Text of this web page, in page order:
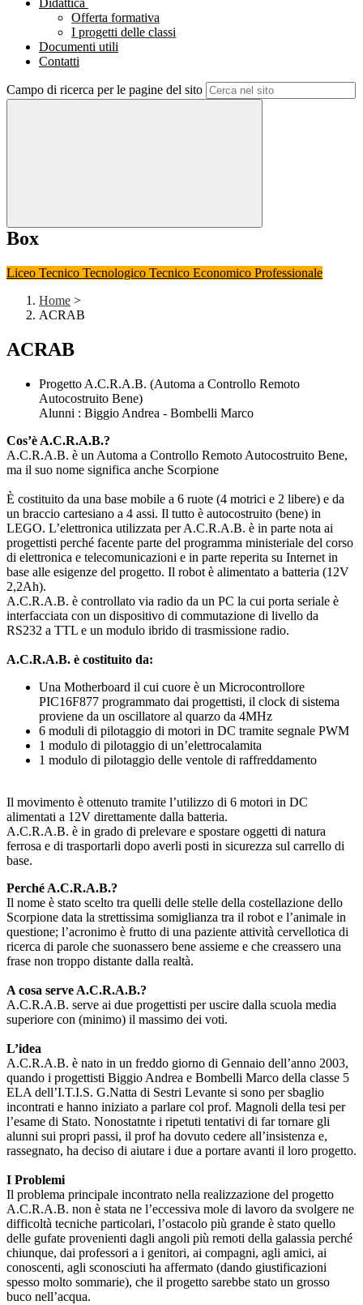
Didattica
Offerta formativa
I progetti delle classi
Documenti utili
Contatti
Campo di ricerca per le pagine del sito
Box
Liceo Tecnico Tecnologico Tecnico Economico Professionale
Home >
ACRAB
ACRAB
Progetto A.C.R.A.B. (Automa a Controllo Remoto
Autocostruito Bene)
Alunni : Biggio Andrea - Bombelli Marco
Cos’è A.C.R.A.B.?
A.C.R.A.B. è un Automa a Controllo Remoto Autocostruito Bene,
ma il suo nome significa anche Scorpione
È costituito da una base mobile a 6 ruote (4 motrici e 2 libere) e da
un braccio cartesiano a 4 assi. Il tutto è autocostruito (bene) in
LEGO. L’elettronica utilizzata per A.C.R.A.B. è in parte nota ai
progettisti perché facente parte del programma ministeriale del corso
di elettronica e telecomunicazioni e in parte reperita su Internet in
base alle esigenze del progetto. Il robot è alimentato a batteria (12V
2,2Ah).
A.C.R.A.B. è controllato via radio da un PC la cui porta seriale è
interfacciata con un dispositivo di commutazione di livello da
RS232 a TTL e un modulo ibrido di trasmissione radio.
A.C.R.A.B. è costituito da:
Una Motherboard il cui cuore è un Microcontrollore
PIC16F877 programmato dai progettisti, il clock di sistema
proviene da un oscillatore al quarzo da 4MHz
6 moduli di pilotaggio di motori in DC tramite segnale PWM
1 modulo di pilotaggio di un’elettrocalamita
1 modulo di pilotaggio delle ventole di raffreddamento
Il movimento è ottenuto tramite l’utilizzo di 6 motori in DC
alimentati a 12V direttamente dalla batteria.
A.C.R.A.B. è in grado di prelevare e spostare oggetti di natura
ferrosa e di trasportarli dopo averli posti in sicurezza sul carrello di
base.
Perché A.C.R.A.B.?
Il nome è stato scelto tra quelli delle stelle della costellazione dello
Scorpione data la strettissima somiglianza tra il robot e l’animale in
questione; l’acronimo è frutto di una paziente attività cervellotica di
ricerca di parole che suonassero bene assieme e che creassero una
frase non troppo distante dalla realtà.
A cosa serve A.C.R.A.B.?
A.C.R.A.B. serve ai due progettisti per uscire dalla scuola media
superiore con (minimo) il massimo dei voti.
L’idea
A.C.R.A.B. è nato in un freddo giorno di Gennaio dell’anno 2003,
quando i progettisti Biggio Andrea e Bombelli Marco della classe 5
ELA dell’I.T.I.S. G.Natta di Sestri Levante si sono per sbaglio
incontrati e hanno iniziato a parlare col prof. Magnoli della tesi per
l’esame di Stato. Nonostatnte i ripetuti tentativi di far tornare gli
alunni sui propri passi, il prof ha dovuto cedere all’insistenza e,
rassegnato, ha deciso di aiutare i due a portare avanti il loro progetto.
I Problemi
Il problema principale incontrato nella realizzazione del progetto
A.C.R.A.B. non è stata ne l’eccessiva mole di lavoro da svolgere ne
difficoltà tecniche particolari, l’ostacolo più grande è stato quello
delle gufate provenienti dagli angoli più remoti della galassia perché
chiunque, dai professori a i genitori, ai compagni, agli amici, ai
conoscenti, agli sconosciuti ha affermato (dando giustificazioni
spesso molto sommarie), che il progetto sarebbe stato un grosso
buco nell’acqua.